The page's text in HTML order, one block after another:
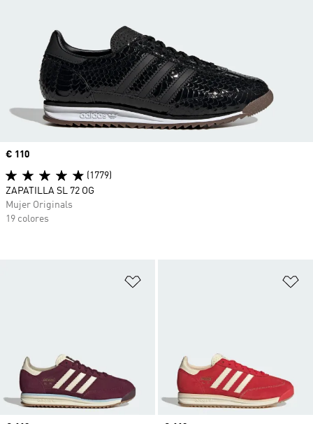
Precio
€ 110
(1779)
ZAPATILLA SL 72 OG
Mujer Originals
19 colores